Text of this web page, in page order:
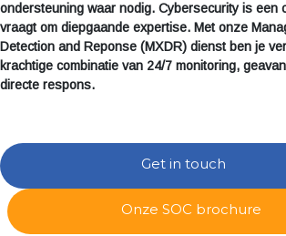
ondersteuning waar nodig. Cybersecurity is een
vraagt om diepgaande expertise. Met onze
Detection and Reponse (MXDR) dienst ben je
krachtige combinatie van 24/7 monitoring,
directe respons.
Get in touch
Onze SOC brochure